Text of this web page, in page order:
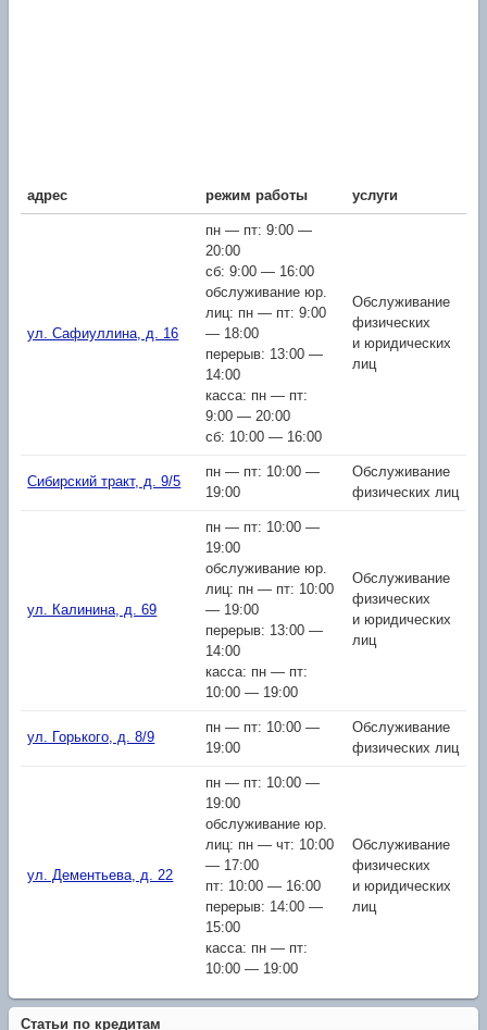
адрес режим работы услуги
ул. Сафиуллина, д. 16
пн — пт: 9:00 —
20:00
сб: 9:00 — 16:00
обслуживание юр.
лиц: пн — пт: 9:00
— 18:00
перерыв: 13:00 —
14:00
касса: пн — пт:
9:00 — 20:00
сб: 10:00 — 16:00
Обслуживание
физических
и юридических
лиц
Сибирский тракт, д. 9/5
пн — пт: 10:00 —
19:00
Обслуживание
физических лиц
ул. Калинина, д. 69
пн — пт: 10:00 —
19:00
обслуживание юр.
лиц: пн — пт: 10:00
— 19:00
перерыв: 13:00 —
14:00
касса: пн — пт:
10:00 — 19:00
Обслуживание
физических
и юридических
лиц
ул. Горького, д. 8/9
пн — пт: 10:00 —
19:00
Обслуживание
физических лиц
ул. Дементьева, д. 22
пн — пт: 10:00 —
19:00
обслуживание юр.
лиц: пн — чт: 10:00
— 17:00
пт: 10:00 — 16:00
перерыв: 14:00 —
15:00
касса: пн — пт:
10:00 — 19:00
Обслуживание
физических
и юридических
лиц
Статьи по кредитам